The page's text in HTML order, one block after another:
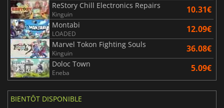
ReStory Chill Electronics Repairs
Kinguin 10.31€
Montabi
LOADED 12.09€
Marvel Tokon Fighting Souls
Kinguin 36.08€
Doloc Town
Eneba 5.09€
BIENTÔT DISPONIBLE